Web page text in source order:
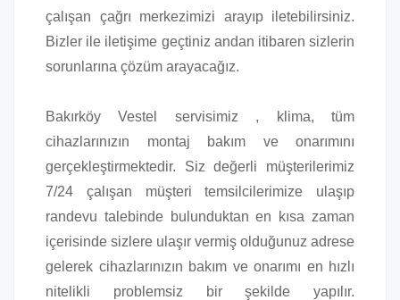
çalışan çağrı merkezimizi arayıp iletebilirsiniz.
Bizler ile iletişime geçtiniz andan itibaren sizlerin
sorunlarına çözüm arayacağız.
Bakırköy Vestel servisimiz , klima, tüm
cihazlarınızın montaj bakım ve onarımını
gerçekleştirmektedir. Siz değerli müşterilerimiz
7/24 çalışan müşteri temsilcilerimize ulaşıp
randevu talebinde bulunduktan en kısa zaman
içerisinde sizlere ulaşır vermiş olduğunuz adrese
gelerek cihazlarınızın bakım ve onarımı en hızlı
nitelikli problemsiz bir şekilde yapılır.